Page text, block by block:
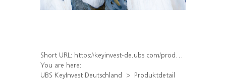
Short URL: https://keyinvest-de.ubs.com/produkt/detail/index/isin/DE000WA83TP3
You are here:
UBS KeyInvest Deutschland
Produktdetail